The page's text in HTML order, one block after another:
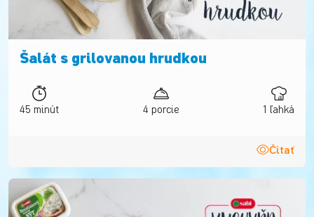
Šalát s grilovanou hrudkou
45 minút 4 porcie 1 ľahká
Čítať